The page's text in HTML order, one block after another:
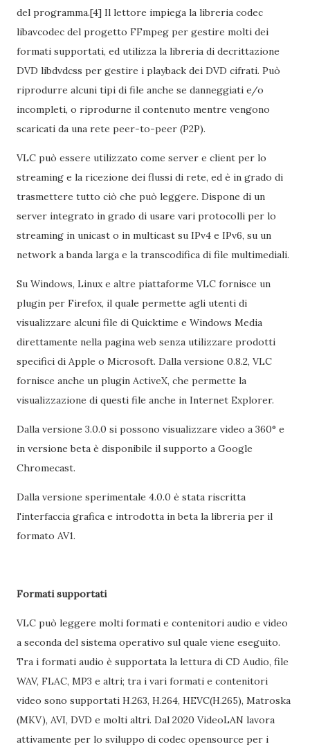
del programma.[4] Il lettore impiega la libreria codec
libavcodec del progetto FFmpeg per gestire molti dei
formati supportati, ed utilizza la libreria di decrittazione
DVD libdvdcss per gestire i playback dei DVD cifrati. Può
riprodurre alcuni tipi di file anche se danneggiati e/o
incompleti, o riprodurne il contenuto mentre vengono
scaricati da una rete peer-to-peer (P2P).
VLC può essere utilizzato come server e client per lo
streaming e la ricezione dei flussi di rete, ed è in grado di
trasmettere tutto ciò che può leggere. Dispone di un
server integrato in grado di usare vari protocolli per lo
streaming in unicast o in multicast su IPv4 e IPv6, su un
network a banda larga e la transcodifica di file multimediali.
Su Windows, Linux e altre piattaforme VLC fornisce un
plugin per Firefox, il quale permette agli utenti di
visualizzare alcuni file di Quicktime e Windows Media
direttamente nella pagina web senza utilizzare prodotti
specifici di Apple o Microsoft. Dalla versione 0.8.2, VLC
fornisce anche un plugin ActiveX, che permette la
visualizzazione di questi file anche in Internet Explorer.
Dalla versione 3.0.0 si possono visualizzare video a 360° e
in versione beta è disponibile il supporto a Google
Chromecast.
Dalla versione sperimentale 4.0.0 è stata riscritta
l'interfaccia grafica e introdotta in beta la libreria per il
formato AV1.
Formati supportati
VLC può leggere molti formati e contenitori audio e video
a seconda del sistema operativo sul quale viene eseguito.
Tra i formati audio è supportata la lettura di CD Audio, file
WAV, FLAC, MP3 e altri; tra i vari formati e contenitori
video sono supportati H.263, H.264, HEVC(H.265), Matroska
(MKV), AVI, DVD e molti altri. Dal 2020 VideoLAN lavora
attivamente per lo sviluppo di codec opensource per i